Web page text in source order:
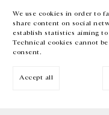
We use cookies in order to
share content on social
establish statistics aiming
Technical cookies cannot
consent.
Accept all
EN FR 中文 Facebook
Inscrivez-vous à notre newsletter